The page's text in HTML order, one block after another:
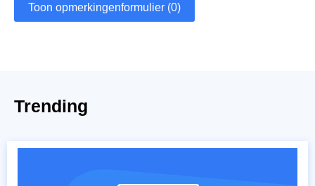
Toon opmerkingenformulier (0)
Trending